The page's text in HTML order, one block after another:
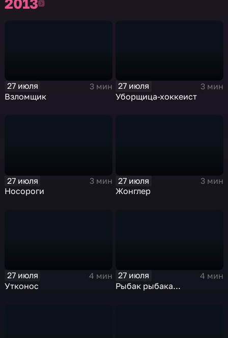
20132013
27 июля
3 мин
Взломщик
27 июля
3 мин
Уборщица-хоккеист
27 июля
3 мин
Носороги
27 июля
3 мин
Жонглер
27 июля
4 мин
Утконос
27 июля
4 мин
Рыбак рыбака...